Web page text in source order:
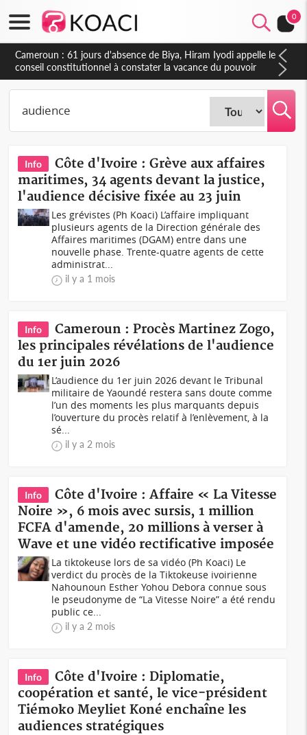
0
Côte d'Ivoire : Fin de la pagaille au PDCI-RDA, Lessiehi bannit
les mouvements sauvages
Info
Côte d'Ivoire : Grève aux affaires
maritimes, 34 agents devant la justice,
l'audience décisive fixée au 23 juin
Les grévistes (Ph Koaci) L’affaire impliquant
plusieurs agents de la Direction générale des
Affaires maritimes (DGAM) entre dans une
nouvelle phase. Trente-quatre agents de cette
administrat...
il y a 1 mois
Info
Cameroun : Procès Martinez Zogo,
les principales révélations de l'audience
du 1er juin 2026
L’audience du 1er juin 2026 devant le Tribunal
militaire de Yaoundé restera sans doute comme
l’un des moments les plus marquants depuis
l’ouverture du procès relatif à l’enlèvement, à la
sé...
il y a 2 mois
Info
Côte d'Ivoire : Affaire « La Vitesse
Noire », 6 mois avec sursis, 1 million
FCFA d'amende, 20 millions à verser à
Wave et une vidéo rectificative imposée
La tiktokeuse lors de sa vidéo (Ph Koaci) Le
verdict du procès de la Tiktokeuse ivoirienne
Nahounoun Esther Yohou Debora connue sous
le pseudonyme de “La Vitesse Noire” a été rendu
public ce...
il y a 2 mois
Info
Côte d'Ivoire : Diplomatie,
coopération et santé, le vice-président
Tiémoko Meyliet Koné enchaîne les
audiences stratégiques